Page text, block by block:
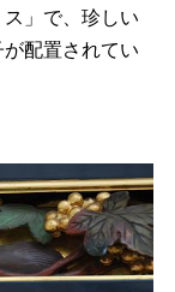
」で、珍しい
配置されてい